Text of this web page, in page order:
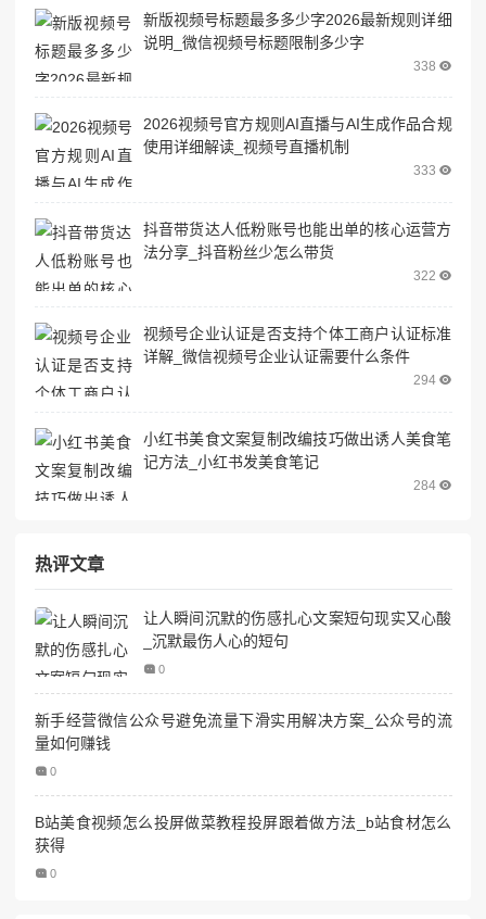
新版视频号标题最多多少字2026最新规则详细
说明_微信视频号标题限制多少字
338
2026视频号官方规则AI直播与AI生成作品合规
使用详细解读_视频号直播机制
333
抖音带货达人低粉账号也能出单的核心运营方
法分享_抖音粉丝少怎么带货
322
视频号企业认证是否支持个体工商户认证标准
详解_微信视频号企业认证需要什么条件
294
小红书美食文案复制改编技巧做出诱人美食笔
记方法_小红书发美食笔记
284
热评文章
让人瞬间沉默的伤感扎心文案短句现实又心酸
_沉默最伤人心的短句
0
新手经营微信公众号避免流量下滑实用解决方案_公众号的流
量如何赚钱
0
B站美食视频怎么投屏做菜教程投屏跟着做方法_b站食材怎么
获得
0